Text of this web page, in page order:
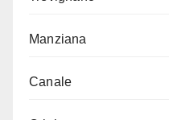
Manziana
Canale